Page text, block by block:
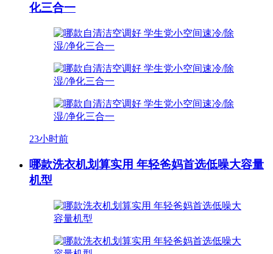
化三合一
23小时前
哪款洗衣机划算实用 年轻爸妈首选低噪大容量
机型